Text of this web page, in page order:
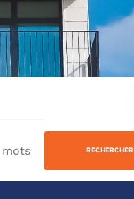
RECHERCHER